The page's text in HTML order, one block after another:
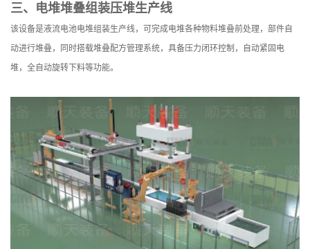
三、电堆堆叠组装压堆生产线
该设备是液流电池电堆组装生产线，可完成电堆各种物料堆叠前处理，部件自
动进行堆叠，同时搭载堆叠配方管理系统，具备压力闭环控制，自动紧固电
堆，全自动旋转下料等功能。